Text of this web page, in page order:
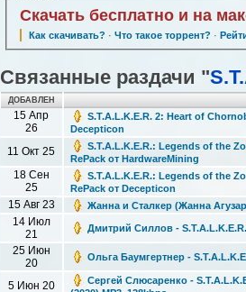
Скачать бесплатно и на
Как скачивать? · Что такое торрент? ·
Связанные раздачи "
ДОБАВЛЕН
15 Апр
26
S.T.A.L.K.E.R. 2: Heart of
Decepticon
11 Окт 25
S.T.A.L.K.E.R.: Legends of the
RePack от HardwareMining
18 Сен
25
S.T.A.L.K.E.R.: Legends of the
RePack от Decepticon
15 Авг 23 Жанна и Сталкер (Жанна
14 Июл
21
Дмитрий Силлов -
25 Июн
20
Ольга Баумгертнер -
5 Июн 20
Сергей Слюсаренко -